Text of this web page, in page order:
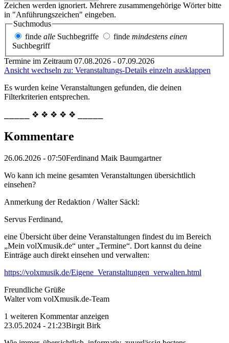
Zeichen werden ignoriert. Mehrere zusammengehörige Wörter bitte
in "Anführungszeichen" eingeben.
Suchmodus
finde alle Suchbegriffe finde mindestens einen
Suchbegriff
Termine im Zeitraum 07.08.2026 - 07.09.2026
Ansicht wechseln zu: Veranstaltungs-Details einzeln ausklappen
Es wurden keine Veranstaltungen gefunden, die deinen
Filterkriterien entsprechen.
⎯⎯⎯⎯⎯ ❖ ❖ ❖ ❖ ❖ ⎯⎯⎯⎯⎯
Kommentare
26.06.2026 - 07:50Ferdinand Maik Baumgartner
Wo kann ich meine gesamten Veranstaltungen übersichtlich
einsehen?
Anmerkung der Redaktion /Walter Säckl:
Servus Ferdinand,
eine Übersicht über deine Veranstaltungen findest du im Bereich
„Mein volXmusik.de“ unter „Termine“. Dort kannst du deine
Einträge auch direkt einsehen und verwalten:
https://volxmusik.de/Eigene_Veranstaltungen_verwalten.html
Freundliche Grüße
Walter vom volXmusik.de-Team
1 weiteren Kommentar anzeigen
23.05.2024 - 21:23Birgit Birk